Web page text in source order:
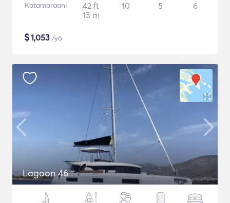
Katamaraani
42 ft
13 m
10 5 6
$1,053 /yö
Lagoon 46